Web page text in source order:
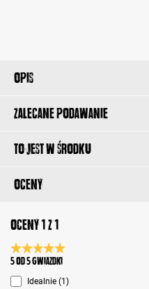
Opis
Zalecane podawanie
To jest w środku
Oceny
Oceny 1 z 1
Średnia ocena 5 z 5 gwiazdek
5 od 5 Gwiazdki
Idealnie (1)